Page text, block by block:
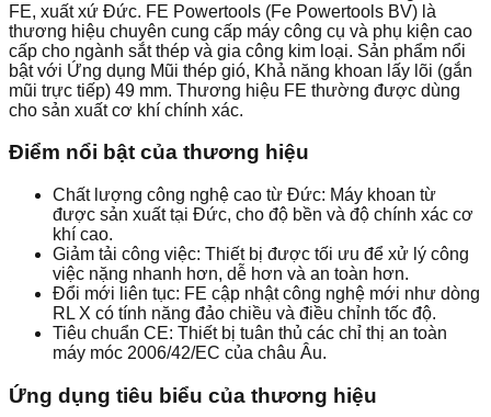
FE, xuất xứ Đức. FE Powertools (Fe Powertools BV) là
thương hiệu chuyên cung cấp máy công cụ và phụ kiện cao
cấp cho ngành sắt thép và gia công kim loại. Sản phẩm nổi
bật với Ứng dụng Mũi thép gió, Khả năng khoan lấy lõi (gắn
mũi trực tiếp) 49 mm. Thương hiệu FE thường được dùng
cho sản xuất cơ khí chính xác.
Điểm nổi bật của thương hiệu
Chất lượng công nghệ cao từ Đức: Máy khoan từ
được sản xuất tại Đức, cho độ bền và độ chính xác cơ
khí cao.
Giảm tải công việc: Thiết bị được tối ưu để xử lý công
việc nặng nhanh hơn, dễ hơn và an toàn hơn.
Đổi mới liên tục: FE cập nhật công nghệ mới như dòng
RL X có tính năng đảo chiều và điều chỉnh tốc độ.
Tiêu chuẩn CE: Thiết bị tuân thủ các chỉ thị an toàn
máy móc 2006/42/EC của châu Âu.
Ứng dụng tiêu biểu của thương hiệu